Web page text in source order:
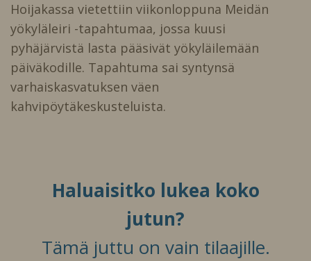
Hoijakassa vietettiin viikonloppuna Meidän
yökyläleiri -tapahtumaa, jossa kuusi
pyhäjärvistä lasta pääsivät yökyläilemään
päiväkodille. Tapahtuma sai syntynsä
varhaiskasvatuksen väen
kahvipöytäkeskusteluista.
Haluaisitko lukea koko
jutun?
Tämä juttu on vain tilaajille.